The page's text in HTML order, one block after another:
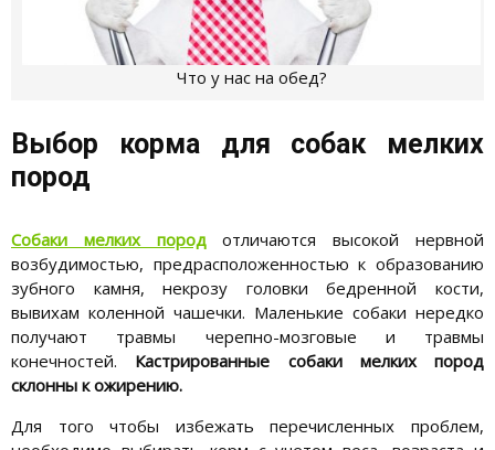
Что у нас на обед?
Выбор корма для собак мелких
пород
Собаки мелких породотличаются высокой нервной
возбудимостью, предрасположенностью к образованию
зубного камня, некрозу головки бедренной кости,
вывихам коленной чашечки. Маленькие собаки нередко
получают травмы черепно-мозговые и травмы
конечностей. Кастрированные собаки мелких пород
склонны к ожирению.
Для того чтобы избежать перечисленных проблем,